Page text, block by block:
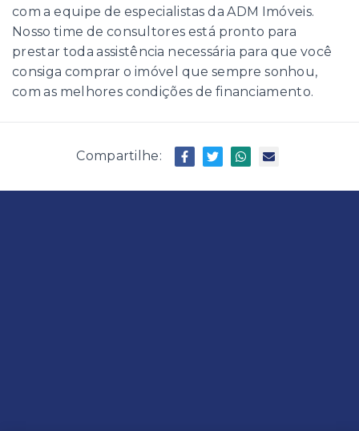
com a equipe de especialistas da ADM Imóveis.
Nosso time de consultores está pronto para
prestar toda assistência necessária para que você
consiga comprar o imóvel que sempre sonhou,
com as melhores condições de financiamento.
Compartilhe: